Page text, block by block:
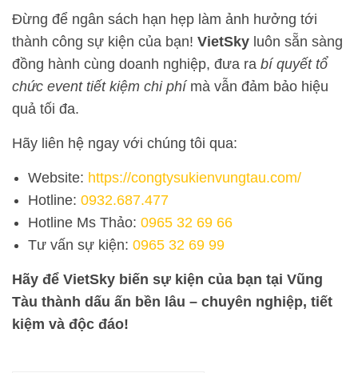
Đừng để ngân sách hạn hẹp làm ảnh hưởng tới
thành công sự kiện của bạn! VietSky luôn sẵn sàng
đồng hành cùng doanh nghiệp, đưa ra bí quyết tổ
chức event tiết kiệm chi phí mà vẫn đảm bảo hiệu
quả tối đa.
Hãy liên hệ ngay với chúng tôi qua:
Website: https://congtysukienvungtau.com/
Hotline: 0932.687.477
Hotline Ms Thảo: 0965 32 69 66
Tư vấn sự kiện: 0965 32 69 99
Hãy để VietSky biến sự kiện của bạn tại Vũng
Tàu thành dấu ấn bền lâu – chuyên nghiệp, tiết
kiệm và độc đáo!